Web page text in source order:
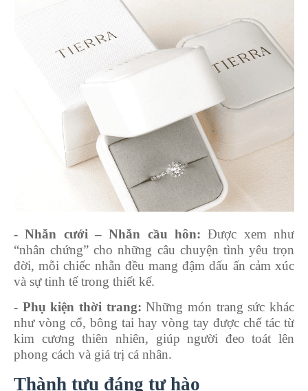
- Nhẫn cưới – Nhẫn cầu hôn: Được xem như
“nhân chứng” cho những câu chuyện tình yêu trọn
đời, mỗi chiếc nhẫn đều mang đậm dấu ấn cảm xúc
và sự tinh tế trong thiết kế.
- Phụ kiện thời trang: Những món trang sức khác
như vòng cổ, bông tai hay vòng tay được chế tác từ
kim cương thiên nhiên, giúp người đeo toát lên
phong cách và giá trị cá nhân.
Thành tựu đáng tự hào